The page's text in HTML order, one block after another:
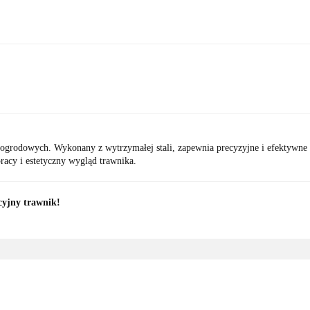
Wykonany z wytrzymałej stali, zapewnia precyzyjne i
i estetyczny wygląd trawnika.
trawnik!